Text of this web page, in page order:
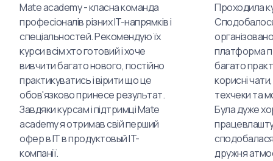
Mate academy - класна команда
професіоналів різних IT-напрямків і
спеціальностей. Рекомендую їх
курси всім хто готовий і хоче
вивчити багато нового, постійно
практикуватись і вірити що це
обов'язково принесе результат.
Завдяки курсам і підтримці Mate
academy я отримав свій перший
офер в IT в продуктовый IT-
компанії.
Проходила
платформа
багато
корисні
техчеки та
Була дуже
дружня